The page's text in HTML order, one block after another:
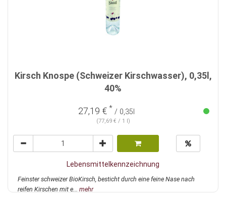
Kirsch Knospe (Schweizer Kirschwasser), 0,35l,
40%
27,19 € * / 0,35l
(77,69 € / 1 l)
Lebensmittelkennzeichnung
Feinster schweizer BioKirsch, besticht durch eine feine Nase nach
reifen Kirschen mit e... mehr